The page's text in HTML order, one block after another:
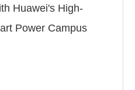
Huawei's High-
Power Campus